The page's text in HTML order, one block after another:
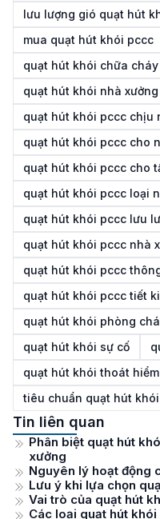
lưu lượng gió quạt hút
mua quạt hút khói pccc
quạt hút khói chữa
quạt hút khói nhà xưởng
quạt hút khói pccc chịu
quạt hút khói pccc cho
quạt hút khói pccc cho
quạt hút khói pccc loại
quạt hút khói pccc lưu
quạt hút khói pccc nhà
quạt hút khói pccc
quạt hút khói pccc tiết
quạt hút khói phòng
quạt hút khói sự cố
quạt hút khói thoát hiểm
tiêu chuẩn quạt hút
Tin liên quan
Phân biệt quạt hút
xưởng
Nguyên lý hoạt động
Lưu ý khi lựa chọn
Vai trò của quạt hút
Các loại quạt hút